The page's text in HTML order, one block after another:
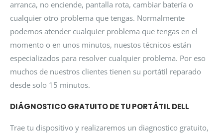
arranca, no enciende, pantalla rota, cambiar batería o
cualquier otro problema que tengas. Normalmente
podemos atender cualquier problema que tengas en el
momento o en unos minutos, nuestos técnicos están
especializados para resolver cualquier problema. Por eso
muchos de nuestros clientes tienen su portátil reparado
desde solo 15 minutos.
DIÁGNOSTICO GRATUITO DE TU PORTÁTIL DELL
Trae tu dispositivo y realizaremos un diagnostico gratuito,